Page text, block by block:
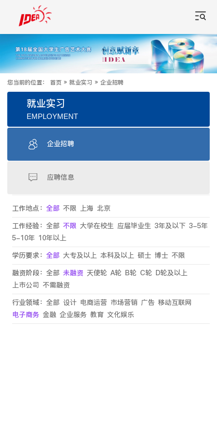
您当前的位置： 首页 » 就业实习 » 企业招聘
就业实习
EMPLOYMENT
企业招聘
应聘信息
工作地点： 全部 不限 上海 北京
工作经验： 全部 不限 大学在校生 应届毕业生 3年及以下 3-5年
5-10年 10年以上
学历要求： 全部 大专及以上 本科及以上 硕士 博士 不限
融资阶段： 全部 未融资 天使轮 A轮 B轮 C轮 D轮及以上
上市公司 不需融资
行业领域： 全部 设计 电商运营 市场营销 广告 移动互联网
电子商务 金融 企业服务 教育 文化娱乐